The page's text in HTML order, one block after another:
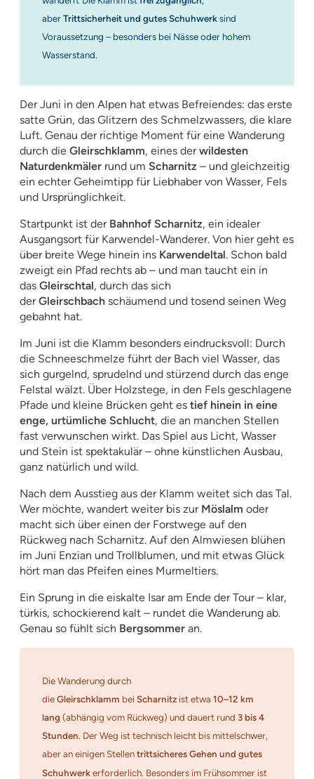
aberTrittsicherheit und gutes Schuhwerksind
Voraussetzung – besonders bei Nässe oder hohem
Wasserstand.
Der Juni in den Alpen hat etwas Befreiendes: das erste
satte Grün, das Glitzern des Schmelzwassers, die klare
Luft. Genau der richtige Moment für eine Wanderung
durch die Gleirschklamm, eines derwildesten
Naturdenkmäler rund um Scharnitz – und gleichzeitig
ein echter Geheimtipp für Liebhaber von Wasser, Fels
und Ursprünglichkeit.
Startpunkt ist der Bahnhof Scharnitz, ein idealer
Ausgangsort für Karwendel-Wanderer. Von hier geht es
über breite Wege hinein ins Karwendeltal. Schon bald
zweigt ein Pfad rechts ab – und man taucht ein in
das Gleirschtal, durch das sich
derGleirschbach schäumend und tosend seinen Weg
gebahnt hat.
Im Juni ist die Klamm besonders eindrucksvoll: Durch
die Schneeschmelze führt der Bach viel Wasser, das
sich gurgelnd, sprudelnd und stürzend durch das enge
Felstal wälzt. Über Holzstege, in den Fels geschlagene
Pfade und kleine Brücken geht es tief hinein in eine
enge, urtümliche Schlucht, die an manchen Stellen
fast verwunschen wirkt. Das Spiel aus Licht, Wasser
und Stein ist spektakulär – ohne künstlichen Ausbau,
ganz natürlich und wild.
Nach dem Ausstieg aus der Klamm weitet sich das Tal.
Wer möchte, wandert weiter bis zur Möslalm oder
macht sich über einen der Forstwege auf den
Rückweg nach Scharnitz. Auf den Almwiesen blühen
im Juni Enzian und Trollblumen, und mit etwas Glück
hört man das Pfeifen eines Murmeltiers.
Ein Sprung in die eiskalte Isar am Ende der Tour – klar,
türkis, schockierend kalt – rundet die Wanderung ab.
Genau so fühlt sich Bergsommer an.
Die Wanderung durch
dieGleirschklamm bei Scharnitz ist etwa 10–12 km
lang (abhängig vom Rückweg) und dauert rund 3 bis 4
Stunden. Der Weg ist technisch leicht bis mittelschwer,
aber an einigen Stellentrittsicheres Gehen und gutes
Schuhwerkerforderlich. Besonders im Frühsommer ist